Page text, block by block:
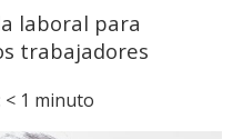
laboral para
trabajadores
< 1 minuto